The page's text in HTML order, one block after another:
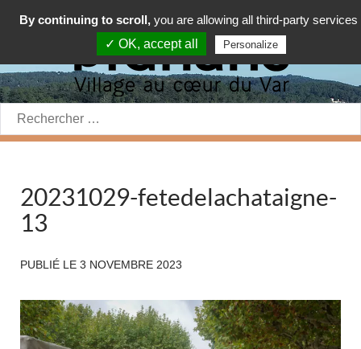
Rechercher:
20231029-fetedelachataigne-
13
PUBLIÉ LE 3 NOVEMBRE 2023
By continuing to scroll, you are allowing all third-party services
✓ OK, accept all
Personalize